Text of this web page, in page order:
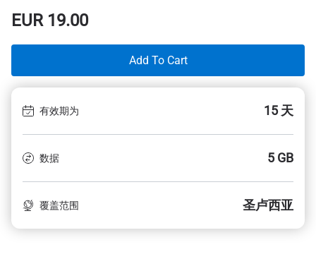
EUR19.00
Add To Cart
有效期为 15 天
数据 5 GB
覆盖范围 圣卢西亚